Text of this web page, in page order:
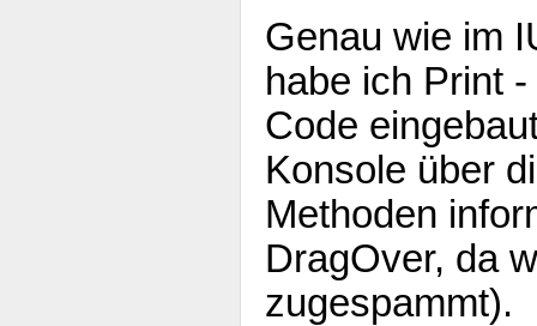
Genau wie im
habe ich Print
Code
Konsole über
Methoden
DragOver, da
zugespammt).